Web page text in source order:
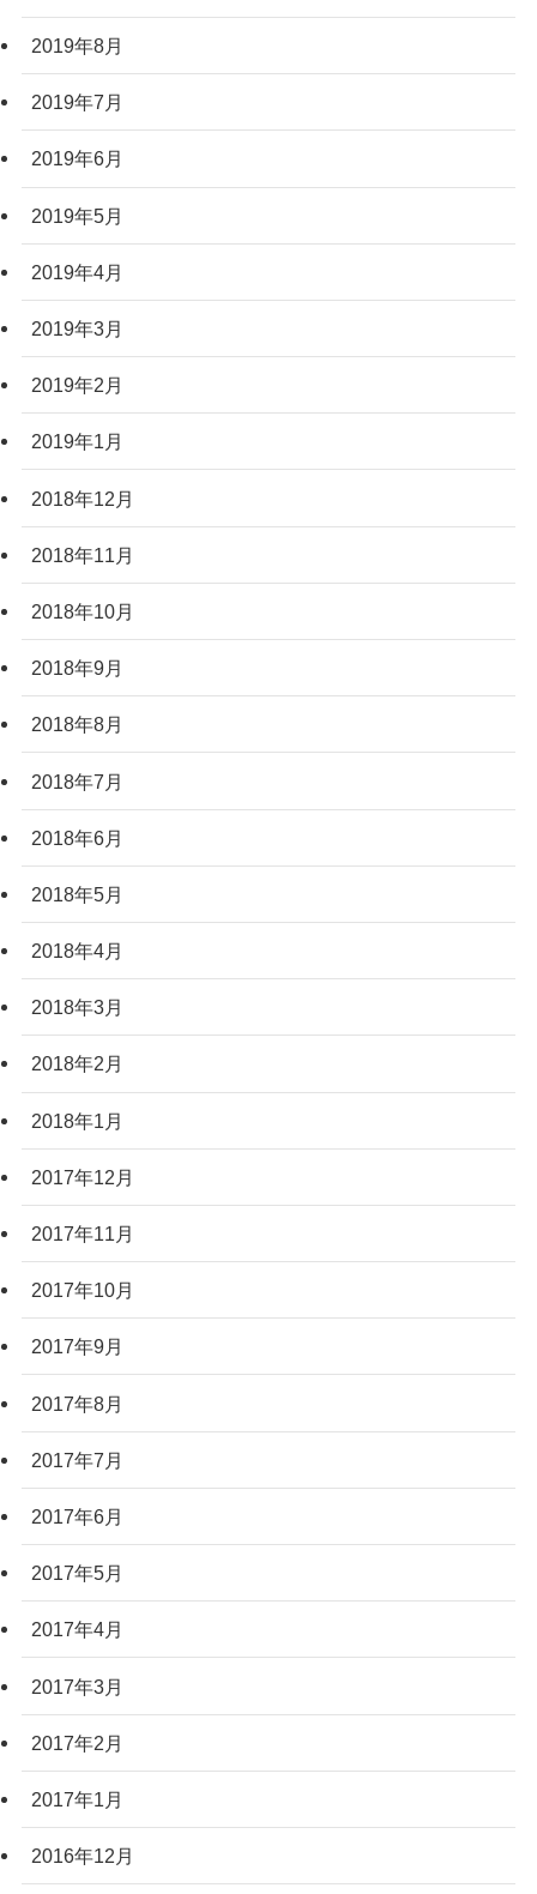
2019年8月
2019年7月
2019年6月
2019年5月
2019年4月
2019年3月
2019年2月
2019年1月
2018年12月
2018年11月
2018年10月
2018年9月
2018年8月
2018年7月
2018年6月
2018年5月
2018年4月
2018年3月
2018年2月
2018年1月
2017年12月
2017年11月
2017年10月
2017年9月
2017年8月
2017年7月
2017年6月
2017年5月
2017年4月
2017年3月
2017年2月
2017年1月
2016年12月